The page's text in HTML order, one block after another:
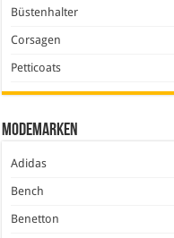
Büstenhalter
Corsagen
Petticoats
Modemarken
Adidas
Bench
Benetton